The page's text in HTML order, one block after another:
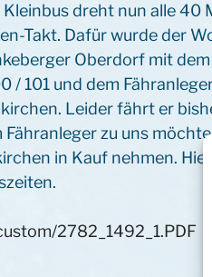
dreht nun alle 40
Takt. Dafür wurde der
Oberdorf mit
101 und dem
Leider fährt er
zu uns
in Kauf nehmen. Hier
2782_1492_1.PDF